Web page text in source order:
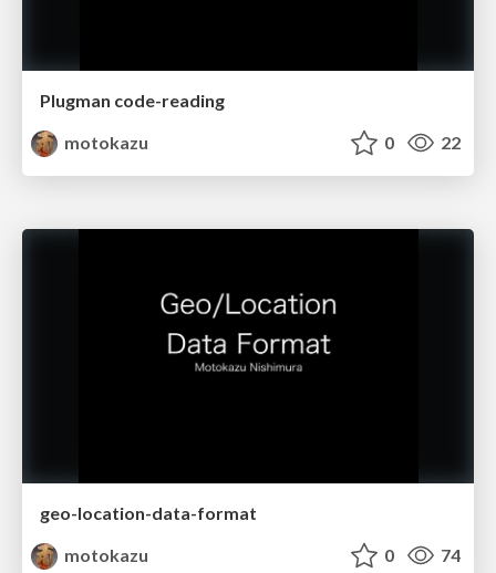
Plugman code-reading
motokazu
0 22
geo-location-data-format
motokazu
0 74